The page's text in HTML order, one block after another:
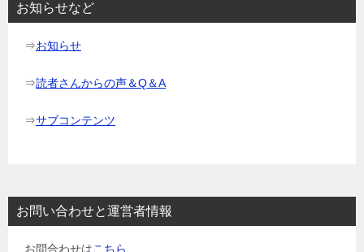
お知らせなど
⇒お知らせ
⇒読者さんからの声＆Q＆A
⇒サブコンテンツ
お問い合わせと運営者情報
お問合わせはこちら